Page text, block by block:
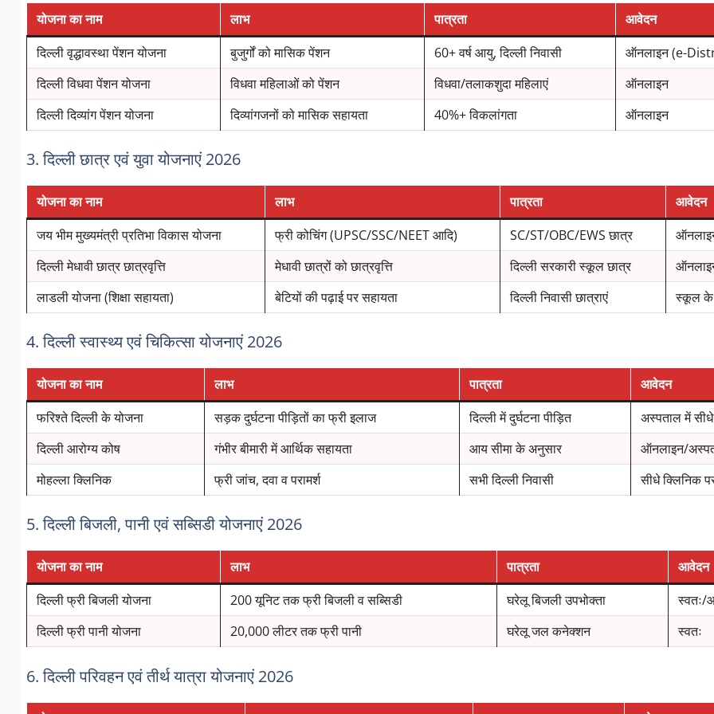
योजना का नाम लाभ पात्रता
आवेदन
दिल्ली वृद्धावस्था पेंशन योजना
बुजुर्गों को मासिक पेंशन 60+ वर्ष आयु, दिल्ली निवासी
ऑनलाइन (e-
दिल्ली विधवा पेंशन योजना
विधवा महिलाओं को पेंशन विधवा/तलाकशुदा महिलाएं
ऑनलाइन
दिल्ली दिव्यांग पेंशन योजना
दिव्यांगजनों को मासिक सहायता 40%+ विकलांगता ऑनलाइन
3. दिल्ली छात्र एवं युवा योजनाएं 2026
योजना का नाम लाभ पात्रता
आवेदन
जय भीम मुख्यमंत्री प्रतिभा विकास योजना
फ्री कोचिंग (UPSC/SSC/NEET आदि) SC/ST/OBC/EWS छात्र
दिल्ली मेधावी छात्र छात्रवृत्ति
मेधावी छात्रों को छात्रवृत्ति दिल्ली सरकारी स्कूल छात्र
लाडली योजना (शिक्षा सहायता)
बेटियों की पढ़ाई पर सहायता दिल्ली निवासी छात्राएं स्कूल के
4. दिल्ली स्वास्थ्य एवं चिकित्सा योजनाएं 2026
योजना का नाम लाभ पात्रता
आवेदन
फरिश्ते दिल्ली के योजना
सड़क दुर्घटना पीड़ितों का फ्री इलाज दिल्ली में दुर्घटना पीड़ित
अस्पताल में सीधे
दिल्ली आरोग्य कोष
गंभीर बीमारी में आर्थिक सहायता आय सीमा के अनुसार
ऑनलाइन/
मोहल्ला क्लिनिक
फ्री जांच, दवा व परामर्श सभी दिल्ली निवासी सीधे क्लिनिक
5. दिल्ली बिजली, पानी एवं सब्सिडी योजनाएं 2026
योजना का नाम लाभ पात्रता
आवेदन
दिल्ली फ्री बिजली योजना
200 यूनिट तक फ्री बिजली व सब्सिडी घरेलू बिजली उपभोक्ता
स्वतः/
दिल्ली फ्री पानी योजना
20,000 लीटर तक फ्री पानी घरेलू जल कनेक्शन स्वतः
6. दिल्ली परिवहन एवं तीर्थ यात्रा योजनाएं 2026